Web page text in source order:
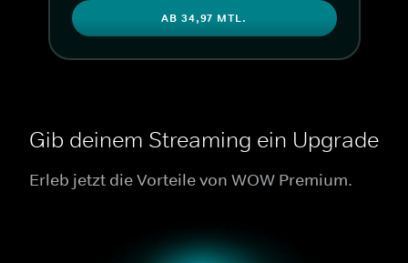
AB 34,97 MTL.
Gib deinem Streaming ein Upgrade
Erleb jetzt die Vorteile von WOW Premium.